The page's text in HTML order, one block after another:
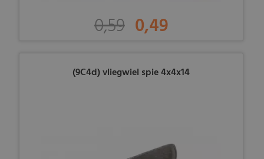
0,59 0,49
(9C4d) vliegwiel spie 4x4x14